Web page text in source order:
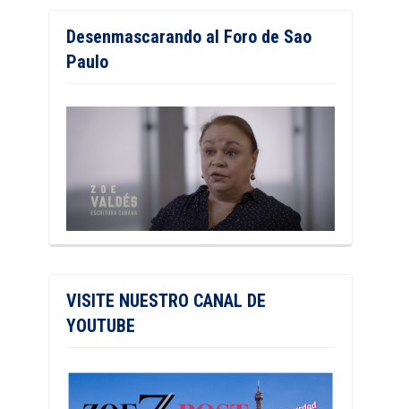
Desenmascarando al Foro de Sao
Paulo
VISITE NUESTRO CANAL DE
YOUTUBE